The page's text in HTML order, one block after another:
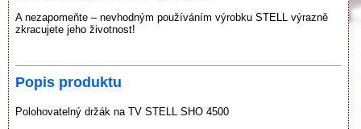
A nezapomeňte – nevhodným používáním výrobku STELL výrazně
zkracujete jeho životnost!
Popis produktu
Polohovatelný držák na TV STELL SHO 4500